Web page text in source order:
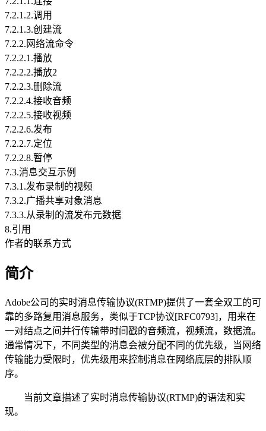
7.2.1.2.调用
7.2.1.3.创建流
7.2.2.网络流命令
7.2.2.1.播放
7.2.2.2.播放2
7.2.2.3.删除流
7.2.2.4.接收音频
7.2.2.5.接收视频
7.2.2.6.发布
7.2.2.7.定位
7.2.2.8.暂停
7.3.消息交互示例
7.3.1.发布录制的视频
7.3.2.广播共享对象消息
7.3.3.从录制的流发布元数据
8.引用
作者的联系方式
简介
Adobe公司的实时消息传输协议(RTMP)提供了一套全双工的可
靠的多路复用消息服务，类似于TCP协议[RFC0793]，用来在
一对结点之间并行传输带时间戳的音频流，视频流，数据流。
通常情况下，不同类型的消息会被分配不同的优先级，当网络
传输能力受限时，优先级用来控制消息在网络底层的排队顺
序。
当前文章描述了实时消息传输协议(RTMP)的语法和实
现。